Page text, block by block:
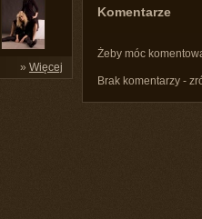
» Więcej
Komentarze
Żeby móc
Brak komentarzy -